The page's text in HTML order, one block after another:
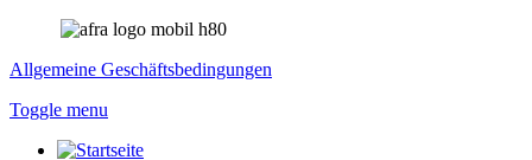
Allgemeine Geschäftsbedingungen
Toggle menu